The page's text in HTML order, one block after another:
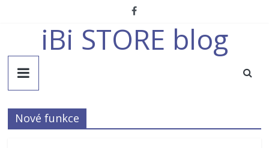
iBi STORE blog
Nové funkce